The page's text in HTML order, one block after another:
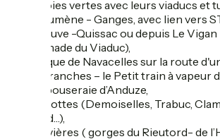
- des voies vertes avec leurs viaducs et
verte Sumène - Ganges, avec lien vers
Fort, Sauve -Quissac ou depuis Le
Promenade du Viaduc),
- le Cirque de Navacelles sur la route
accrobranches – le Petit train à vapeur
la Bambouseraie d’Anduze,
- des grottes (Demoiselles, Trabuc,
Armand…),
- des rivières ( gorges du Rieutord- de